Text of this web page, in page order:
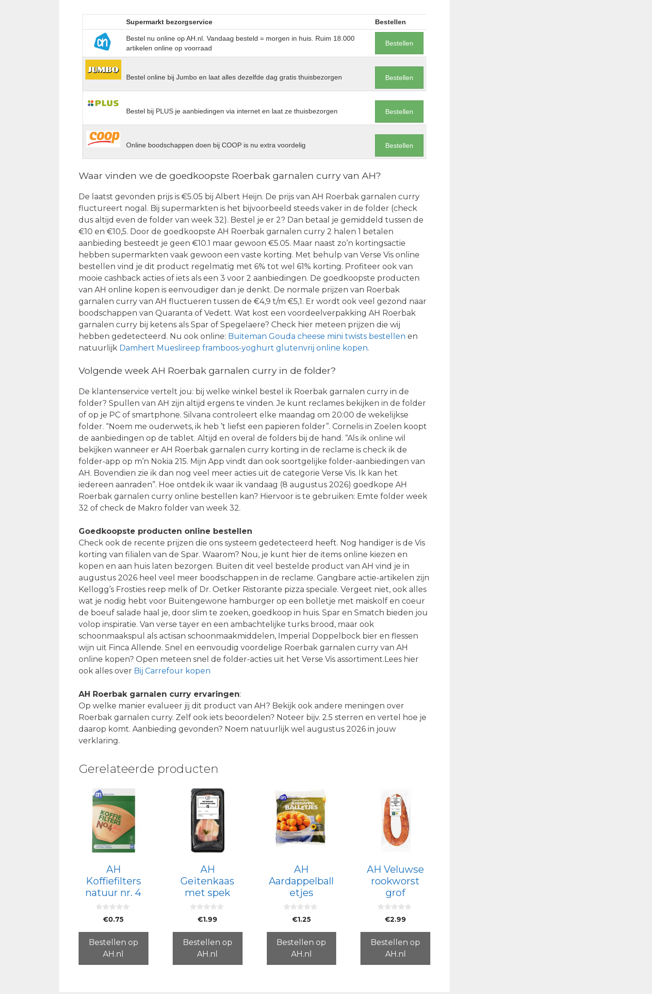
Supermarkt bezorgservice Bestellen
Bestel nu online op AH.nl. Vandaag besteld = morgen in huis. Ruim 18.000
artikelen online op voorraad
Bestellen
Bestel online bij Jumbo en laat alles dezelfde dag gratis thuisbezorgen Bestellen
Bestel bij PLUS je aanbiedingen via internet en laat ze thuisbezorgen Bestellen
Online boodschappen doen bij COOP is nu extra voordelig Bestellen
Waar vinden we de goedkoopste Roerbak garnalen curry van AH?
De laatst gevonden prijs is €5.05 bij Albert Heijn. De prijs van AH Roerbak garnalen curry
fluctureert nogal. Bij supermarkten is het bijvoorbeeld steeds vaker in de folder (check
dus altijd even de folder van week 32). Bestel je er 2? Dan betaal je gemiddeld tussen de
€10 en €10,5. Door de goedkoopste AH Roerbak garnalen curry 2 halen 1 betalen
aanbieding besteedt je geen €10.1 maar gewoon €5.05. Maar naast zo’n kortingsactie
hebben supermarkten vaak gewoon een vaste korting. Met behulp van Verse Vis online
bestellen vind je dit product regelmatig met 6% tot wel 61% korting. Profiteer ook van
mooie cashback acties of iets als een 3 voor 2 aanbiedingen. De goedkoopste producten
van AH online kopen is eenvoudiger dan je denkt. De normale prijzen van Roerbak
garnalen curry van AH fluctueren tussen de €4,9 t/m €5,1. Er wordt ook veel gezond naar
boodschappen van Quaranta of Vedett. Wat kost een voordeelverpakking AH Roerbak
garnalen curry bij ketens als Spar of Spegelaere? Check hier meteen prijzen die wij
hebben gedetecteerd. Nu ook online: Buiteman Gouda cheese mini twists bestellen en
natuurlijk Damhert Mueslireep framboos-yoghurt glutenvrij online kopen.
Volgende week AH Roerbak garnalen curry in de folder?
De klantenservice vertelt jou: bij welke winkel bestel ik Roerbak garnalen curry in de
folder? Spullen van AH zijn altijd ergens te vinden. Je kunt reclames bekijken in de folder
of op je PC of smartphone. Silvana controleert elke maandag om 20:00 de wekelijkse
folder. “Noem me ouderwets, ik heb ’t liefst een papieren folder”. Cornelis in Zoelen koopt
de aanbiedingen op de tablet. Altijd en overal de folders bij de hand. “Als ik online wil
bekijken wanneer er AH Roerbak garnalen curry korting in de reclame is check ik de
folder-app op m’n Nokia 215. Mijn App vindt dan ook soortgelijke folder-aanbiedingen van
AH. Bovendien zie ik dan nog veel meer acties uit de categorie Verse Vis. Ik kan het
iedereen aanraden”. Hoe ontdek ik waar ik vandaag (8 augustus 2026) goedkope AH
Roerbak garnalen curry online bestellen kan? Hiervoor is te gebruiken: Emte folder week
32 of check de Makro folder van week 32.
Goedkoopste producten online bestellen
Check ook de recente prijzen die ons systeem gedetecteerd heeft. Nog handiger is de Vis
korting van filialen van de Spar. Waarom? Nou, je kunt hier de items online kiezen en
kopen en aan huis laten bezorgen. Buiten dit veel bestelde product van AH vind je in
augustus 2026 heel veel meer boodschappen in de reclame. Gangbare actie-artikelen zijn
Kellogg’s Frosties reep melk of Dr. Oetker Ristorante pizza speciale. Vergeet niet, ook alles
wat je nodig hebt voor Buitengewone hamburger op een bolletje met maiskolf en coeur
de boeuf salade haal je, door slim te zoeken, goedkoop in huis. Spar en Smatch bieden jou
volop inspiratie. Van verse tayer en een ambachtelijke turks brood, maar ook
schoonmaakspul als actisan schoonmaakmiddelen, Imperial Doppelbock bier en flessen
wijn uit Finca Allende. Snel en eenvoudig voordelige Roerbak garnalen curry van AH
online kopen? Open meteen snel de folder-acties uit het Verse Vis assortiment.Lees hier
ook alles over Bij Carrefour kopen
AH Roerbak garnalen curry ervaringen:
Op welke manier evalueer jij dit product van AH? Bekijk ook andere meningen over
Roerbak garnalen curry. Zelf ook iets beoordelen? Noteer bijv. 2.5 sterren en vertel hoe je
daarop komt. Aanbieding gevonden? Noem natuurlijk wel augustus 2026 in jouw
verklaring.
Gerelateerde producten
AH
Koffiefilters
natuur nr. 4
5
€0.75
Bestellen op
AH.nl
AH
Geitenkaas
met spek
5
€1.99
Bestellen op
AH.nl
AH
Aardappelball
etjes
5
€1.25
Bestellen op
AH.nl
AH Veluwse
rookworst
grof
5
€2.99
Bestellen op
AH.nl